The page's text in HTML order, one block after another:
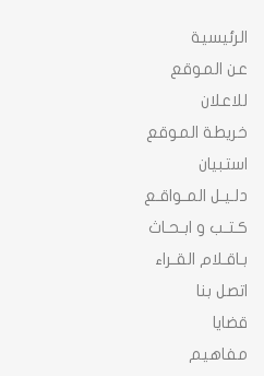
الرئيسية
عن الموقع
للاعلان
خريطة الموقع
استبيان
دلـيـل المـواقـع
كـتـب و ابـحـاث
بـاقـلام القـراء
اتصل بنا
قضايا
مفاهيم